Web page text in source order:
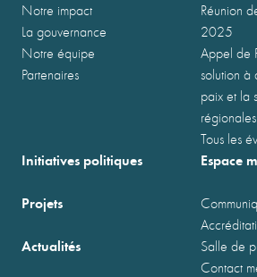
Notre impact
La gouvernance
Notre équipe
Partenaires
Réunion
2025
Appel de
solution à
paix et la
régionales
Tous les
Initiatives politiques
Projets
Actualités
Espace
Salle de
Contact